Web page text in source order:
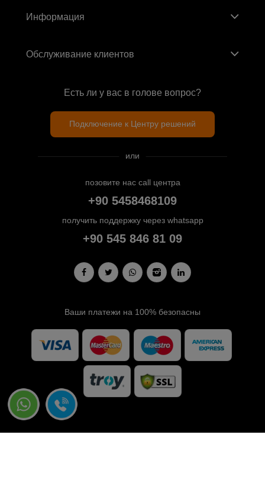
Информация
Обслуживание клиентов
Есть ли у вас в голове вопрос?
Подключение к Центру решений
или
позовите нас call центра
+90 5458468109
получить поддержку через whatsapp
+90 545 846 81 09
Ваши платежи на 100% безопасны